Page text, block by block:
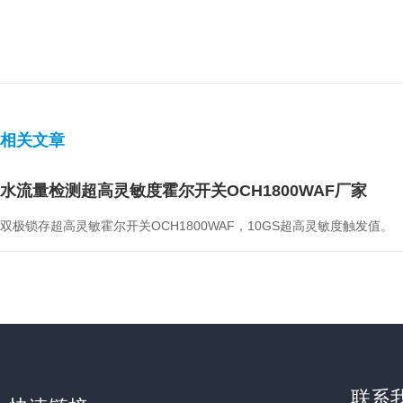
相关文章
水流量检测超高灵敏度霍尔开关OCH1800WAF厂家
双极锁存超高灵敏霍尔开关OCH1800WAF，10GS超高灵敏度触发值。
联系